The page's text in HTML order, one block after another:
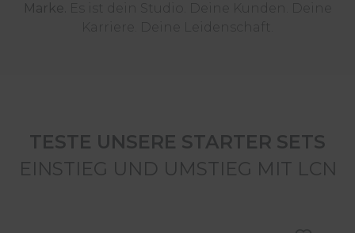
Marke.
Es ist dein Studio. Deine Kunden. Deine
Karriere. Deine Leidenschaft.
TESTE UNSERE STARTER SETS
EINSTIEG UND UMSTIEG MIT LCN